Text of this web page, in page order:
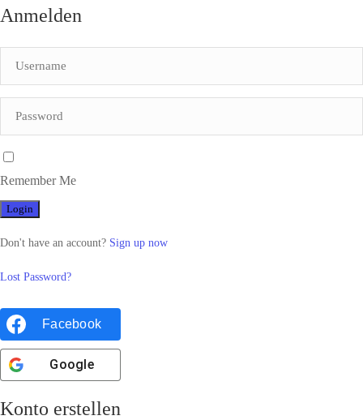
Anmelden
Remember Me
Don't have an account? Sign up now
Lost Password?
Facebook
Google
Konto erstellen